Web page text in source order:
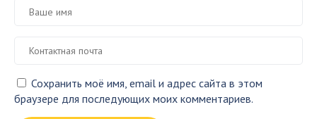
Сохранить моё имя, email и адрес сайта в этом
браузере для последующих моих комментариев.